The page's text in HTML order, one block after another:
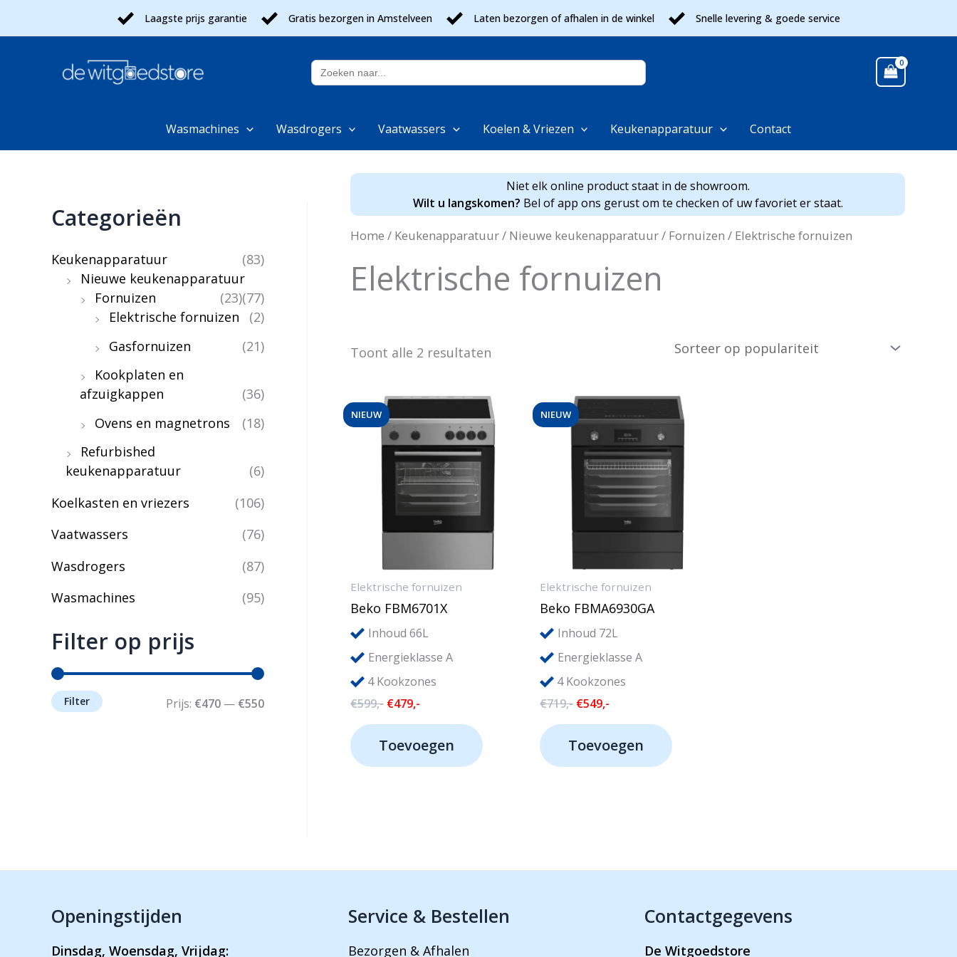
Laagste prijs garantie Gratis bezorgen in Amstelveen Laten bezorgen of afhalen in de winkel Snelle levering & goede service
Zoek
naar:
Wasmachines Wasdrogers Vaatwassers Koelen & Vriezen Keukenapparatuur Contact
Categorieën
Keukenapparatuur
(83)
Nieuwe keukenapparatuur
(77)
Fornuizen
(23)
Elektrische fornuizen
(2)
Gasfornuizen
(21)
Kookplaten en
afzuigkappen
(36)
Ovens en magnetrons
(18)
Refurbished
keukenapparatuur
(6)
Koelkasten en vriezers
(106)
Vaatwassers
(76)
Wasdrogers
(87)
Wasmachines
(95)
Filter op prijs
MM
Filter Prijs: €470 — €550
Niet elk online product staat in de showroom.
Wilt u langskomen? Bel of app ons gerust om te checken of uw favoriet er staat.
Home / Keukenapparatuur/ Nieuwe keukenapparatuur/ Fornuizen / Elektrische fornuizen
Elektrische fornuizen
Toont alle 2 resultaten
NIEUW
Elektrische fornuizen
Beko FBM6701X
Inhoud 66L
Energieklasse A
4 Kookzones
€599,- Oorspronkelijke
€599,-.
€479,-
€479,-.
Toevoegen
NIEUW
Elektrische fornuizen
Beko FBMA6930GA
Inhoud 72L
Energieklasse A
4 Kookzones
€719,- Oorspronkelijke
€719,-.
€549,-
€549,-.
Toevoegen
Openingstijden
Dinsdag, Woensdag, Vrijdag:
Service & Bestellen
Bezorgen & Afhalen
Contactgegevens
De Witgoedstore